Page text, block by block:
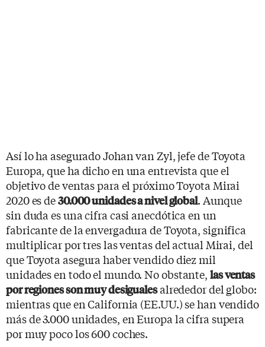
Así lo ha asegurado Johan van Zyl, jefe de Toyota
Europa, que ha dicho en una entrevista que el
objetivo de ventas para el próximo Toyota Mirai
2020 es de30.000 unidades a nivel global. Aunque
sin duda es una cifra casi anecdótica en un
fabricante de la envergadura de Toyota, significa
multiplicar por tres las ventas del actual Mirai, del
que Toyota asegura haber vendido diez mil
unidades en todo el mundo. No obstante, las ventas
por regiones son muy desigualesalrededor del globo:
mientras que en California (EE.UU.) se han vendido
más de 3.000 unidades, en Europa la cifra supera
por muy poco los 600 coches.